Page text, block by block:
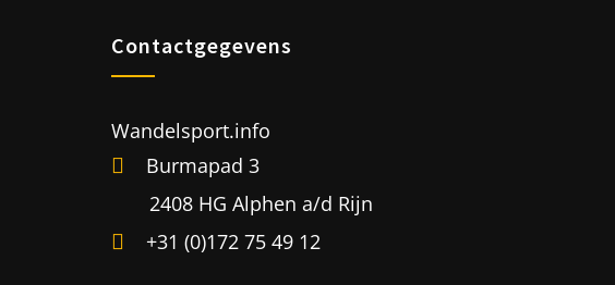
Contactgegevens
Wandelsport.info
Burmapad 3
2408 HG Alphen a/d Rijn
+31 (0)172 75 49 12